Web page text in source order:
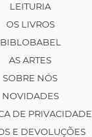
LEITURIA
OS LIVROS
BIBLOBABEL
AS ARTES
SOBRE NÓS
NOVIDADES
DE PRIVACIDADE
E DEVOLUÇÕES